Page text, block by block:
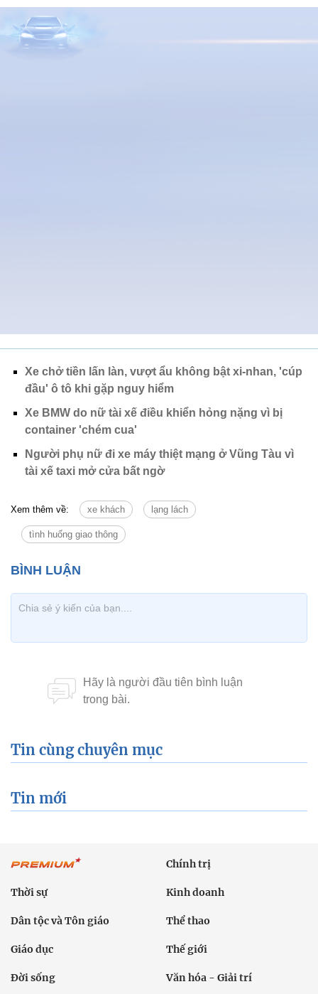
Xe chở tiền lấn làn, vượt ẩu không bật xi-nhan, 'cúp
đầu' ô tô khi gặp nguy hiểm
Xe BMW do nữ tài xế điều khiển hỏng nặng vì bị
container 'chém cua'
Người phụ nữ đi xe máy thiệt mạng ở Vũng Tàu vì
tài xế taxi mở cửa bất ngờ
Xem thêm về: xe khách lạng lách
tình huống giao thông
Tin cùng chuyên mục
Tin mới
Chính trị
Thời sự Kinh doanh
Dân tộc và Tôn giáo Thể thao
Giáo dục Thế giới
Đời sống Văn hóa - Giải trí